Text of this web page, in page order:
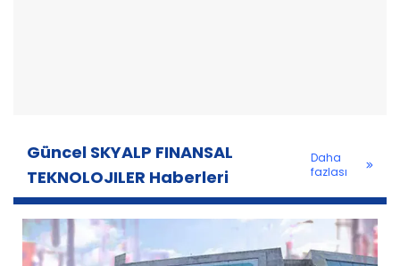
Güncel SKYALP FINANSAL
TEKNOLOJILER Haberleri
Daha
fazlası